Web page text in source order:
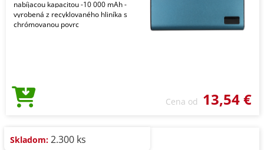
nabíjacou kapacitou -10 000 mAh -
vyrobená z recyklovaného hliníka s
chrómovanou povrc
Cena od 13,54 €
Skladom: 2.300 ks